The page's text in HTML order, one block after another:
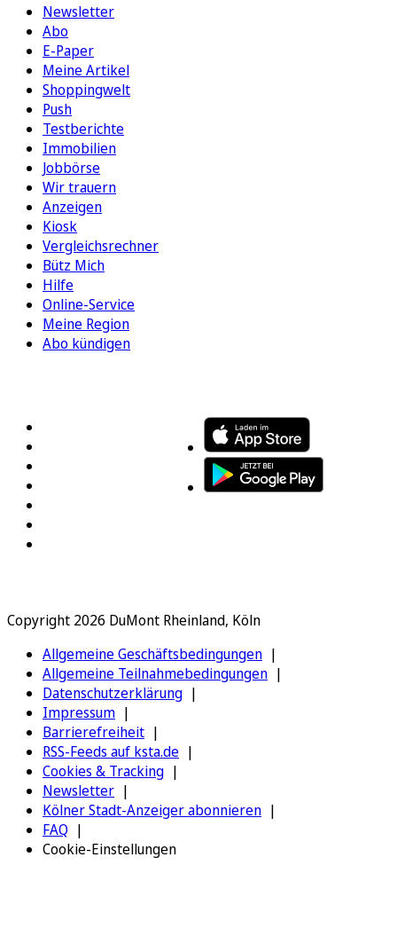
Newsletter
Abo
E-Paper
Meine Artikel
Shoppingwelt
Push
Testberichte
Immobilien
Jobbörse
Wir trauern
Anzeigen
Kiosk
Vergleichsrechner
Bütz Mich
Hilfe
Online-Service
Meine Region
Abo kündigen
Copyright 2026 DuMont Rheinland, Köln
Allgemeine Geschäftsbedingungen
Allgemeine Teilnahmebedingungen
Datenschutzerklärung
Impressum
Barrierefreiheit
RSS-Feeds auf ksta.de
Cookies & Tracking
Newsletter
Kölner Stadt-Anzeiger abonnieren
FAQ
Cookie-Einstellungen